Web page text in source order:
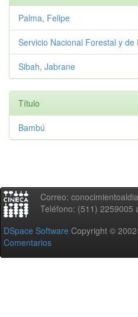
Palma, Felipe
Servicio Nacional Forestal y de
Sibah, Jabrane
Título
Bambú
Correo:
Teléfono: (511) 2259005
DSpace Software Copyright ©
Comentarios